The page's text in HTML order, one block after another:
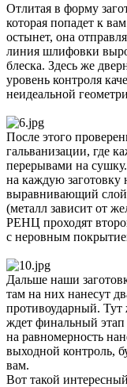
Отлитая в форму
которая попадет к
остынет, она
линия шлифовки
блеска. Здесь же
уровень контроля
неидеальной
После этого
гальванизации, где
перерывами на
на каждую заготовку
выравнивающий слой
(металл зависит от
РЕНЦ проходят
с неровным
Дальше наши
там на них нанесут
противоударный.
ждет финальный этап
на равномерность
выходной контроль,
вам.
Вот такой